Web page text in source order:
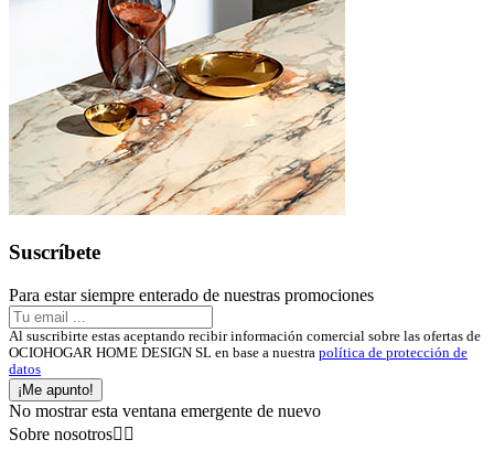
Suscríbete
Para estar siempre enterado de nuestras promociones
Al suscribirte estas aceptando recibir información comercial sobre las ofertas de
OCIOHOGAR HOME DESIGN SL en base a nuestra política de protección de
datos
¡Me apunto!
No mostrar esta ventana emergente de nuevo
Sobre nosotros 